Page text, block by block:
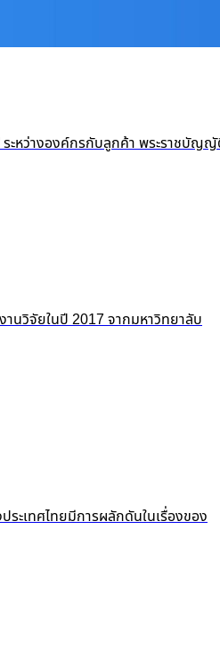
ระหว่างองค์กรกับลูกค้า พระราช
านวิจัยในปี 2017 จากมหาวิทยาลับ
ะเทศไทยมีการผลักดันในเรื่องของ